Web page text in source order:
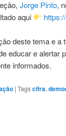
Jorge Pinto,
aqui
deste tema e a
educar e alertar
informados.
| Tagscifra,